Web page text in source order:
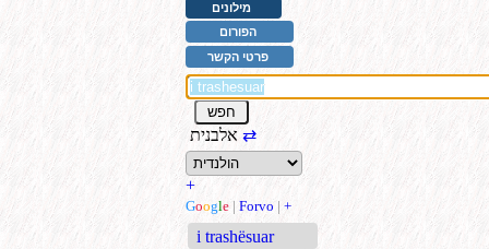
מילונים
הפורום
פרטי הקשר
⇄
+
Google | Forvo | +
i trashësuar